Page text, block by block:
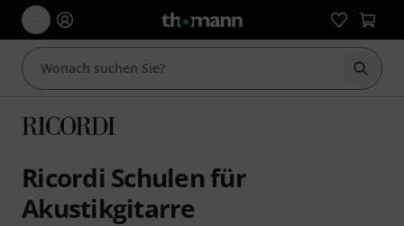
Suche
Ricordi Schulen für
Akustikgitarre